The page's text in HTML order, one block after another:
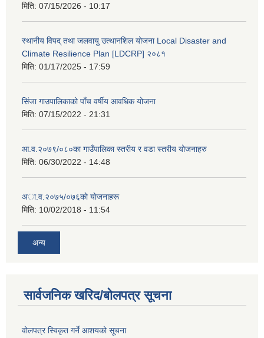
मिति: 07/15/2026 - 10:17
स्थानीय विपद् तथा जलवायु उत्थानशिल योजना Local Disaster and
Climate Resilience Plan [LDCRP] २०८१
मिति: 01/17/2025 - 17:59
सिंजा गाउपालिकाको पाँच वर्षीय आवधिक योजना
मिति: 07/15/2022 - 21:31
आ.व.२०७९/०८०का गाउँपालिका स्तरीय र वडा स्तरीय योजनाहरु
मिति: 06/30/2022 - 14:48
अा‍‍.व.२०७५/०७६काे याेजनाहरू
मिति: 10/02/2018 - 11:54
अन्य
सार्वजनिक खरिद/बोलपत्र सूचना
वोलपत्र स्विकृत गर्ने आशयको सूचना